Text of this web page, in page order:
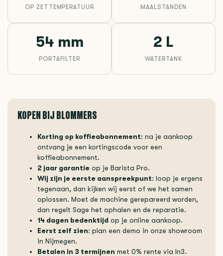
OP ZETTEMPERATUUR MAALSTANDEN
54 mm
PORTAFILTER
2 L
WATERTANK
KOPEN BIJ BLOMMERS
Korting op koffieabonnement: na je aankoop
ontvang je een kortingscode voor een
koffieabonnement.
2 jaar garantie op je Barista Pro.
Wij zijn je eerste aanspreekpunt: loop je ergens
tegenaan, dan kijken wij eerst of we het samen
oplossen. Moet de machine gerepareerd worden,
dan regelt Sage het ophalen en de reparatie.
14 dagen bedenktijd op je online aankoop.
Eerst zelf zien: plan een demo in onze showroom
in Nijmegen.
Betalen in 3 termijnen met 0% rente via In3.